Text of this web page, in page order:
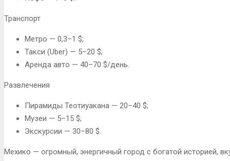
Транспорт
Метро — 0,3–1 $;
Такси (Uber) — 5–20 $;
Аренда авто — 40–70 $/день.
Развлечения
Пирамиды Теотиуакана — 20–40 $;
Музеи — 5–15 $;
Экскурсии — 30–80 $.
Мехико — огромный, энергичный город с богатой историей,